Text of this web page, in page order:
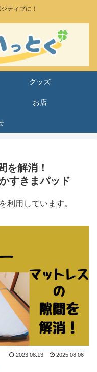
ティブに！
グッズ
お店
を解消！
すきまパッド
利用しています。
2023.08.13 2025.08.06